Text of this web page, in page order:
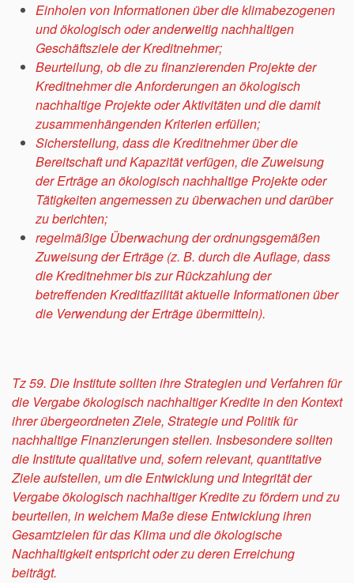
Einholen von Informationen über die klimabezogenen
und ökologisch oder anderweitig nachhaltigen
Geschäftsziele der Kreditnehmer;
Beurteilung, ob die zu finanzierenden Projekte der
Kreditnehmer die Anforderungen an ökologisch
nachhaltige Projekte oder Aktivitäten und die damit
zusammenhängenden Kriterien erfüllen;
Sicherstellung, dass die Kreditnehmer über die
Bereitschaft und Kapazität verfügen, die Zuweisung
der Erträge an ökologisch nachhaltige Projekte oder
Tätigkeiten angemessen zu überwachen und darüber
zu berichten;
regelmäßige Überwachung der ordnungsgemäßen
Zuweisung der Erträge (z. B. durch die Auflage, dass
die Kreditnehmer bis zur Rückzahlung der
betreffenden Kreditfazilität aktuelle Informationen über
die Verwendung der Erträge übermitteln).
Tz 59. Die Institute sollten ihre Strategien und Verfahren für
die Vergabe ökologisch nachhaltiger Kredite in den Kontext
ihrer übergeordneten Ziele, Strategie und Politik für
nachhaltige Finanzierungen stellen. Insbesondere sollten
die Institute qualitative und, sofern relevant, quantitative
Ziele aufstellen, um die Entwicklung und Integrität der
Vergabe ökologisch nachhaltiger Kredite zu fördern und zu
beurteilen, in welchem Maße diese Entwicklung ihren
Gesamtzielen für das Klima und die ökologische
Nachhaltigkeit entspricht oder zu deren Erreichung
beiträgt.